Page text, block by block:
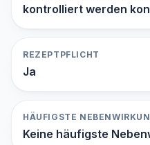
kontrolliert werden
REZEPTPFLICHT
Ja
HÄUFIGSTE
Keine häufigste